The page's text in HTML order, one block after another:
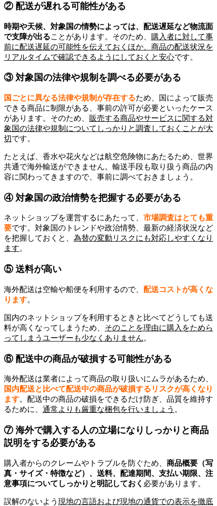
② 配送が遅れる可能性がある
時期や天候、対象国の情勢によっては、配送遅延など物流面
で支障が出ることがあります。そのため、 購入者に対して事
前に配送遅延の可能性を伝えておくほか、商品の配送状況を
リアルタイムで確認できるようにしておくと安心です。
③ 対象国の法律や規制を調べる必要がある
国ごとに異なる法律や規制が存在するため、国によって販売
できる商品に制限がある、事前の許可が必要といったケース
があります。そのため、 販売する商品やサービスに関する対
象国の法律や規制についてしっかりと調査しておくことが大
切です。
たとえば、香水や花火などは航空危険物にあたるため、世界
共通で海外輸送ができません。輸送手段も取り扱う商品の内
容に関わってきますので、事前に調べておきましょう。
④ 対象国の政治情勢を把握する必要がある
ネットショップを運営するにあたって、 市場調査はとても重
要です。対象国のトレンドや政治情勢、最新の経済状況など
を把握しておくと、 為替の変動リスクにも対応しやすくなり
ます。
⑤ 送料が高い
海外配送は空輸や船便を利用するので、 配送コストが高くな
ります。
国内のネットショップを利用するときと比べてどうしても送
料が高くなってしまうため、 そのことを理由に購入をためら
ってしまうユーザーも少なくありません。
⑥ 配送中の商品が破損する可能性がある
海外配送は業者によって商品の取り扱いにムラがあるため、
国内配送と比べて配送中の商品が破損するリスクが高くなり
ます。配送中の商品の破損をできるだけ防ぎ、品質を維持す
るために、 通常よりも厳重な梱包を行いましょう 。
⑦ 海外で購入する人の立場になりしっかりと商品
説明をする必要がある
購入者からのクレームやトラブルを防ぐため、 商品概要（写
真・ サイズ・特徴など）、送料、配達期間、支払い期限、注
意事項についてしっかりと明記しておく 必要があります。
誤解のないよう 現地の言語および現地の通貨での表示を徹底